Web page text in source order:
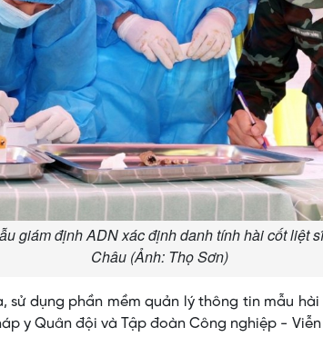
giám định ADN xác định danh tính hài cốt liệt
Châu (Ảnh: Thọ Sơn)
sử dụng phần mềm quản lý thông tin mẫu
y Quân đội và Tập đoàn Công nghiệp -